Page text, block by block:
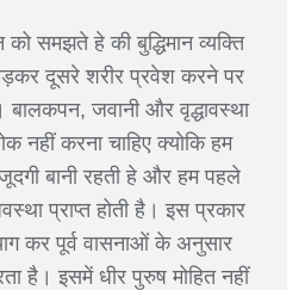
समझते हे की बुद्धिमान व्यक्ति
दूसरे शरीर प्रवेश करने पर
बालकपन, जवानी और वृद्धावस्था
नहीं करना चाहिए क्योकि हम
बानी रहती हे और हम पहले
प्राप्त होती है। इस प्रकार
कर पूर्व वासनाओं के अनुसार
है। इसमें धीर पुरुष मोहित नहीं